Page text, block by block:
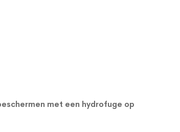
met een hydrofuge op